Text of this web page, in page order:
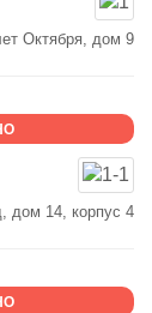
Октября, дом 9
дом 14, корпус 4